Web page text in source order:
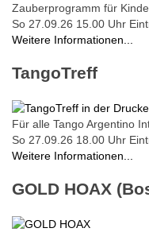
Zauberprogramm für
So 27.09.26 15.00 Uhr
Weitere Informationen...
TangoTreff
Für alle Tango Argentino
So 27.09.26 18.00 Uhr
Weitere Informationen...
GOLD HOAX